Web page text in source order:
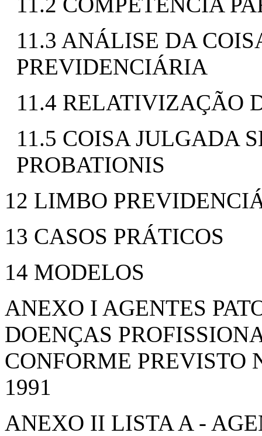
11.3 ANÁLISE DA
PREVIDENCIÁRIA
11.4 RELATIVIZAÇÃO
11.5 COISA JULGADA
PROBATIONIS
12 LIMBO
13 CASOS PRÁTICOS
14 MODELOS
ANEXO I AGENTES
DOENÇAS
CONFORME PREVISTO
1991
ANEXO II LISTA A -